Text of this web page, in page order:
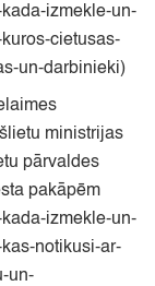
izmekle-un-
cietusas-
un-darbinieki)
ministrijas
pārvaldes
pakāpēm
izmekle-un-
notikusi-ar-
un-